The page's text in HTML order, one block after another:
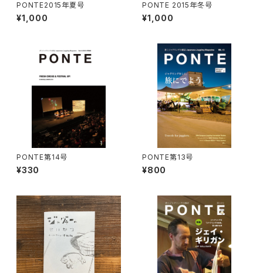
PONTE2015年夏号
¥1,000
PONTE 2015年冬号
¥1,000
PONTE第14号
¥330
PONTE第13号
¥800